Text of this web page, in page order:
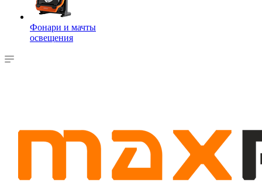
Фонари и мачты
освещения